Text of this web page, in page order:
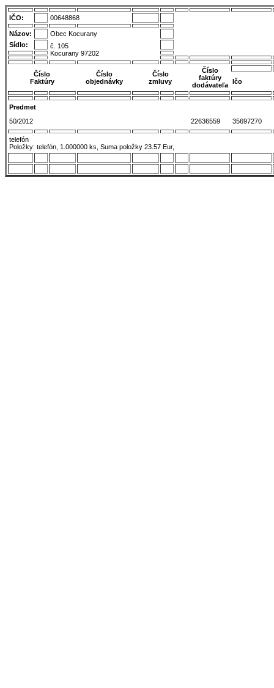
IČO: 00648868
Názov:
Obec Kocurany
Sídlo:
č. 105
Kocurany 97202
Číslo
Faktúry
Číslo
objednávky
Číslo
zmluvy
Číslo
faktúry
dodávateľa
Ičo
Predmet
50/2012
22636559 35697270
telefón
Položky: telefón, 1.000000 ks, Suma položky 23.57 Eur,